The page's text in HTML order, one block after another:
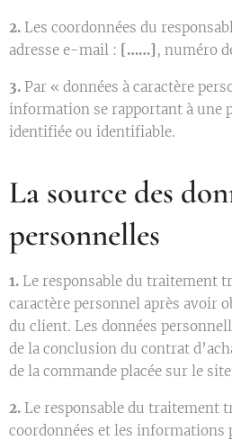
2. Les coordonnées du
adresse e-mail : [……] , numéro
3. Par « données à caractère
information se rapportant à une
identifiée ou identifiable.
La source des
personnelles
1. Le responsable du traitement
caractère personnel après avoir
du client. Les données
de la conclusion du contrat
de la commande placée sur le
2. Le responsable du traitement
coordonnées et les